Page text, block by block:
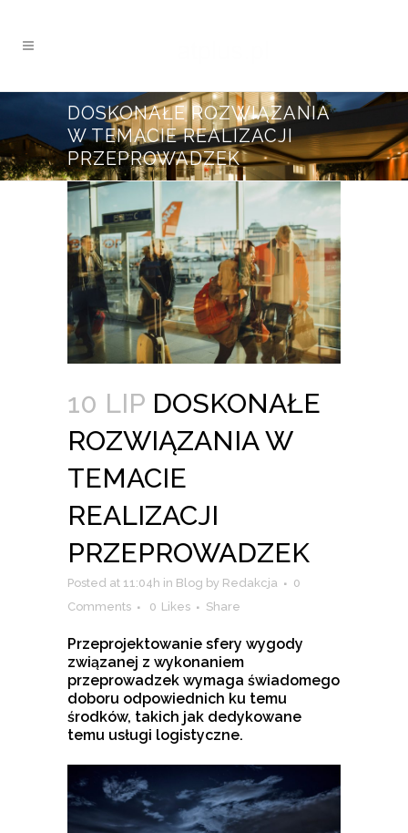
DOSKONAŁE ROZWIĄZANIA
W TEMACIE REALIZACJI
PRZEPROWADZEK
10 LIP DOSKONAŁE
ROZWIĄZANIA W
TEMACIE
REALIZACJI
PRZEPROWADZEK
Posted at 11:04h in Blog by Redakcja
0
Comments
0 Likes Share
Przeprojektowanie sfery wygody
związanej z wykonaniem
przeprowadzek wymaga świadomego
doboru odpowiednich ku temu
środków, takich jak dedykowane
temu usługi logistyczne.